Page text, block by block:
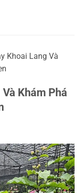
Khoai Lang Và
Khám Phá